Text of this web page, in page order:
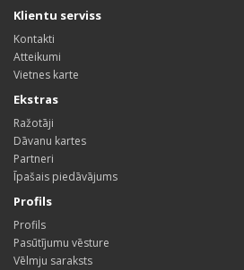
Klientu serviss
Kontakti
Atteikumi
Vietnes karte
Ekstras
Ražotāji
Dāvanu kartes
Partneri
Īpašais piedāvājums
Profils
Profils
Pasūtījumu vēsture
Vēlmju saraksts